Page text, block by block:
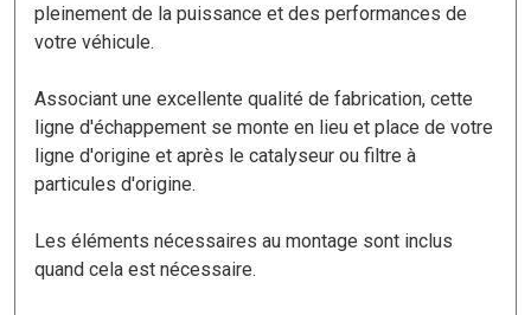
pleinement de la puissance et des performances de
votre véhicule.
Associant une excellente qualité de fabrication, cette
ligne d'échappement se monte en lieu et place de votre
ligne d'origine et après le catalyseur ou filtre à
particules d'origine.
Les éléments nécessaires au montage sont inclus
quand cela est nécessaire.